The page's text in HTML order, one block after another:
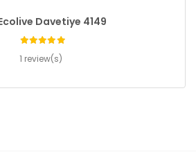
Davetiye 4149
1 review(s)